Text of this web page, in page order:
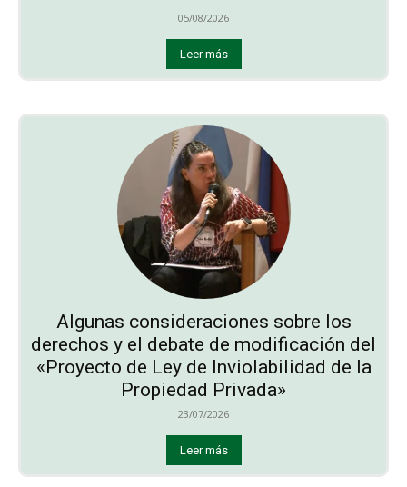
05/08/2026
Leer más
Algunas consideraciones sobre los
derechos y el debate de modificación del
«Proyecto de Ley de Inviolabilidad de la
Propiedad Privada»
23/07/2026
Leer más